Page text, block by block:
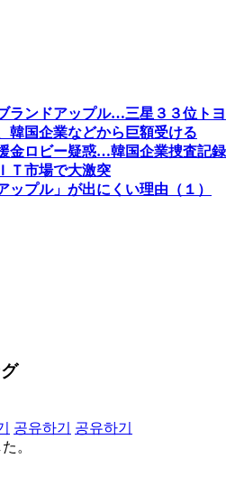
ランドアップル…三星３３位ト
韓国企業などから巨額受ける
金ロビー疑惑…韓国企業捜査記録
Ｔ市場で大激突
ップル」が出にくい理由（１）
공유하기
공유하기
。